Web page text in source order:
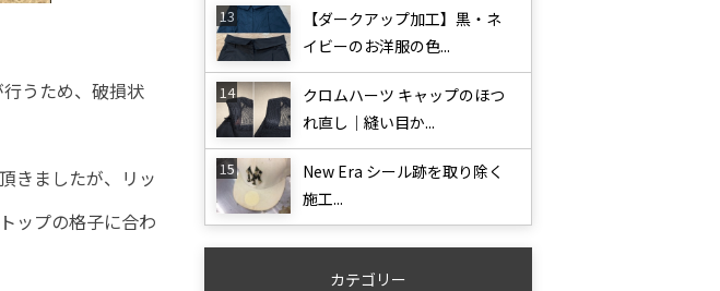
うため、破損状
きましたが、リッ
ップの格子に合わ
【ダークアップ加工】黒・ネ
イビーのお洋服の色...
クロムハーツ キャップのほつ
れ直し｜縫い目か...
New Era シール跡を取り除く
施工...
カテゴリー